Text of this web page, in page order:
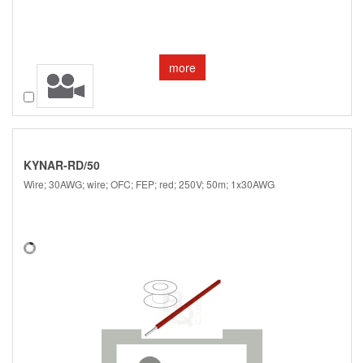
more
Compare
KYNAR-RD/50
Wire; 30AWG; wire; OFC; FEP; red; 250V; 50m; 1x30AWG